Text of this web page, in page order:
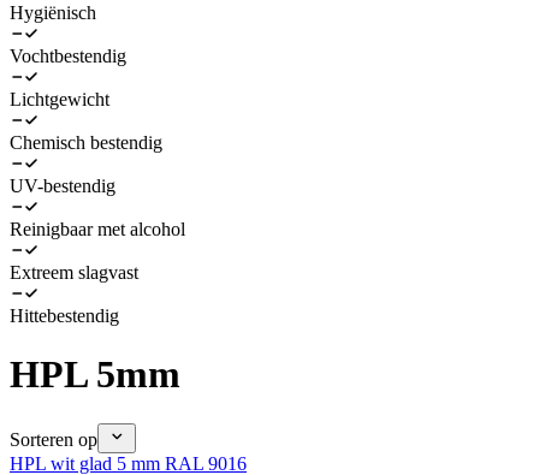
Hygiënisch
Vochtbestendig
Lichtgewicht
Chemisch bestendig
UV-bestendig
Reinigbaar met alcohol
Extreem slagvast
Hittebestendig
HPL 5mm
Sorteren op
HPL wit glad 5 mm RAL 9016